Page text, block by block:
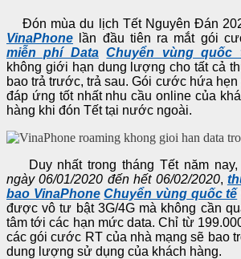
Đón mùa du lịch Tết Nguyên Đán
VinaPhone
lần đầu tiên ra mắt gói
miễn phí Data Chuyển vùng quốc
không giới hạn dung lượng cho tất cả
bao trả trước, trả sau. Gói cước hứa hẹn
đáp ứng tốt nhất nhu cầu online của
hàng khi đón Tết tại nước ngoài.
Duy nhất trong tháng Tết năm nay,
ngày 06/01/2020 đến hết 06/02/2020,
bao VinaPhone Chuyển vùng quốc tế
được vô tư bật 3G/4G mà không cần
tâm tới các hạn mức data. Chỉ từ
các gói cước RT của nhà mạng sẽ bao
dung lượng sử dụng của khách hàng.